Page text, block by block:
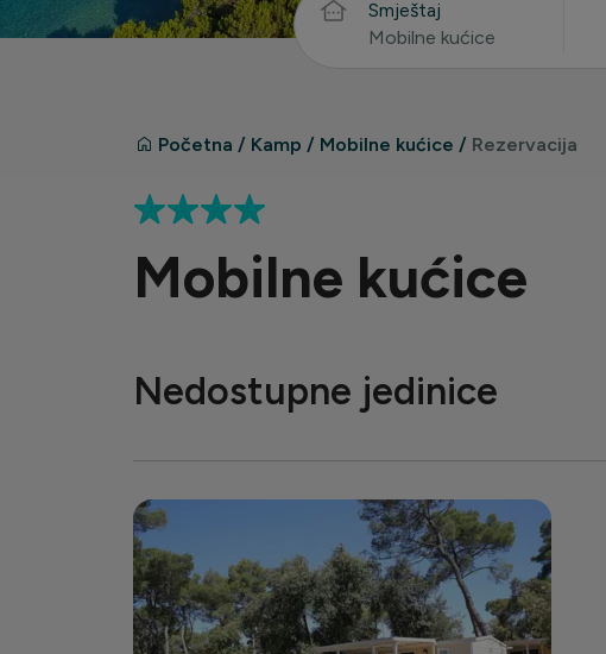
Smještaj
Mobilne kućice
Početna / Kamp / Mobilne kućice / Rezervacija
Mobilne kućice
Nedostupne jedinice